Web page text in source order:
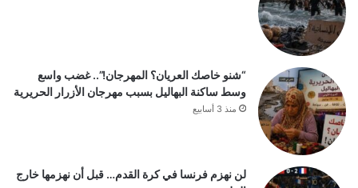
“شنو خاصك العريان؟ المهرجان!”.. غضب واسع
وسط ساكنة البهاليل بسبب مهرجان الأزرار الحريرية
منذ 3 أسابيع
لن نهزم فرنسا في كرة القدم… قبل أن نهزمها خارج